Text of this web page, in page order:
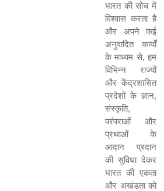
भारत की सोच में
विश्वास करता है
और अपने कई
अनुवादित कार्यों
के माध्यम से,हम
विभिन्न राज्यों
और केंद्रशासित
प्रदेशों के ज्ञान,
संस्कृति,
परंपराओं और
प्रथाओं के
आदान प्रदान
की सुविधा देकर
भारत की एकता
और अखंडता को